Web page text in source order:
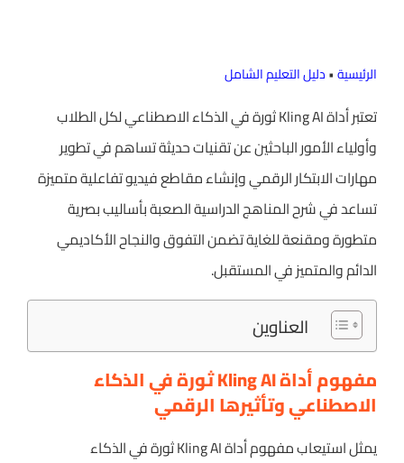
الرئيسية•دليل التعليم الشامل
تعتبر أداة Kling AI ثورة في الذكاء الاصطناعي لكل الطلاب
وأولياء الأمور الباحثين عن تقنيات حديثة تساهم في تطوير
مهارات الابتكار الرقمي وإنشاء مقاطع فيديو تفاعلية متميزة
تساعد في شرح المناهج الدراسية الصعبة بأساليب بصرية
متطورة ومقنعة للغاية تضمن التفوق والنجاح الأكاديمي
الدائم والمتميز في المستقبل.
العناوين
مفهوم أداة Kling AI ثورة في الذكاء
الاصطناعي وتأثيرها الرقمي
يمثل استيعاب مفهوم أداة Kling AI ثورة في الذكاء